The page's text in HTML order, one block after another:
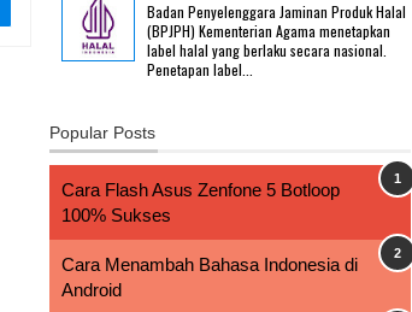
Badan Penyelenggara Jaminan Produk Halal
(BPJPH) Kementerian Agama menetapkan
label halal yang berlaku secara nasional.
Penetapan label...
Popular Posts
Cara Flash Asus Zenfone 5 Botloop
100% Sukses
Cara Menambah Bahasa Indonesia di
Android